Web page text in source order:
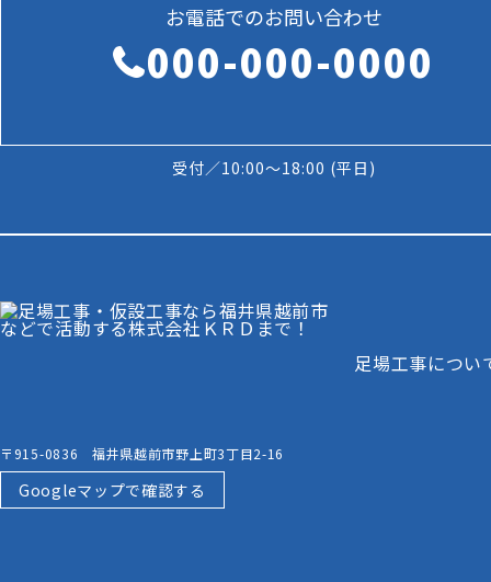
お電話でのお問い合わせ
000-000-0000
受付／10:00～18:00 (平日)
足場工事につい
〒915-0836 福井県越前市野上町3丁目2-16
Googleマップで確認する